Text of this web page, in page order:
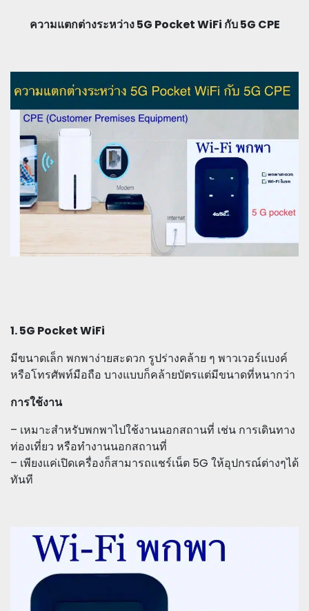
ความแตกต่างระหว่าง 5G Pocket WiFi กับ 5G CPE
1. 5G Pocket WiFi
มีขนาดเล็ก พกพาง่ายสะดวก รูปร่างคล้าย ๆ พาวเวอร์แบงค์
หรือโทรศัพท์มือถือ บางแบบก็คล้ายบัตรแต่มีขนาดที่หนากว่า
การใช้งาน
– เหมาะสำหรับพกพาไปใช้งานนอกสถานที่ เช่น การเดินทาง
ท่องเที่ยว หรือทำงานนอกสถานที่
– เพียงแค่เปิดเครื่องก็สามารถแชร์เน็ต 5G ให้อุปกรณ์ต่างๆได้
ทันที